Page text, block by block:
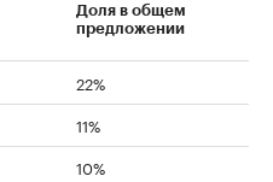
Доля в общем
предложении
22%
11%
10%